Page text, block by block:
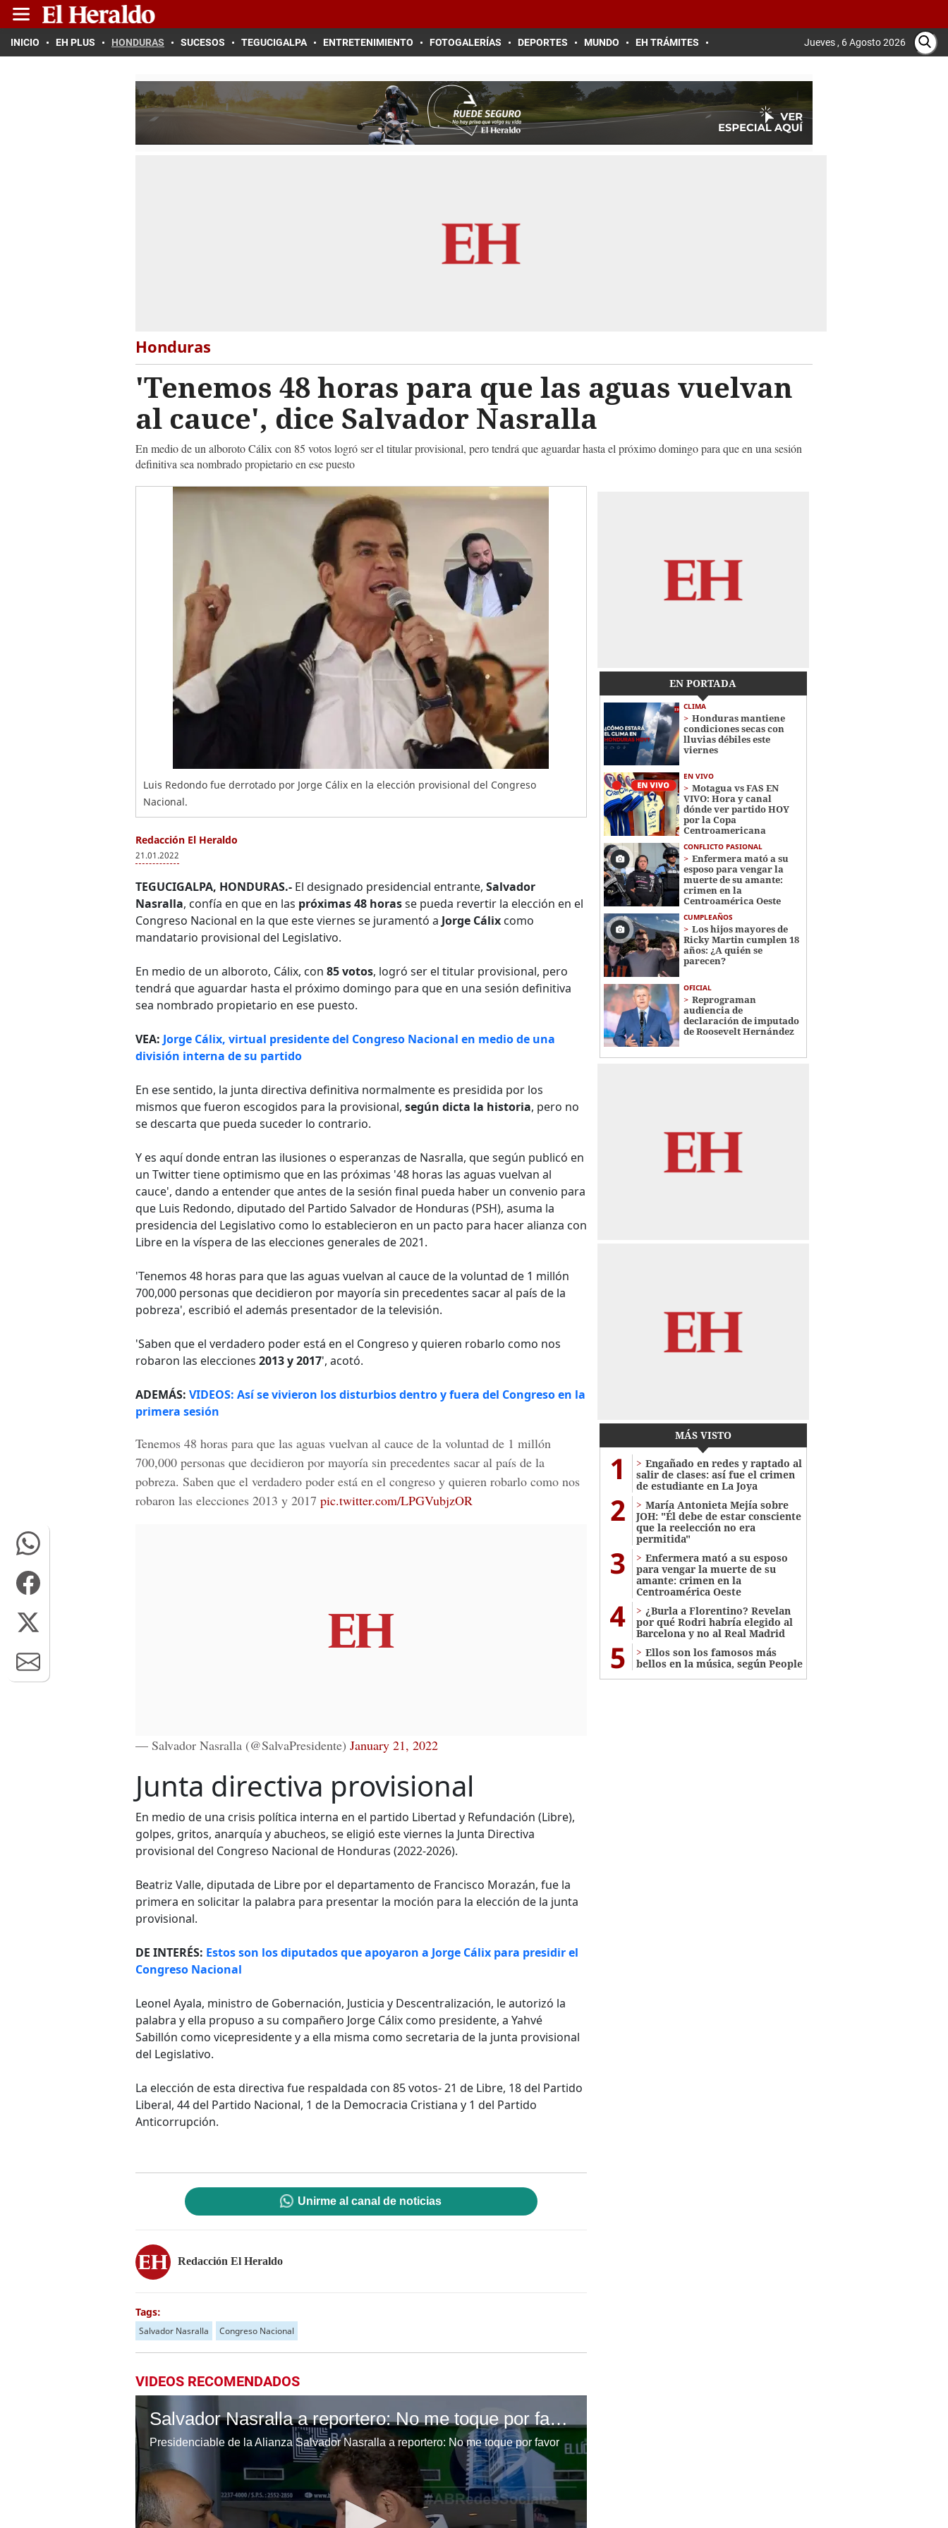
INICIO EH PLUS HONDURAS SUCESOS TEGUCIGALPA ENTRETENIMIENTO FOTOGALERÍAS DEPORTES MUNDO EH TRÁMITES Jueves , 6 Agosto 2026
Honduras
'Tenemos 48 horas para que las aguas vuelvan
al cauce', dice Salvador Nasralla
En medio de un alboroto Cálix con 85 votos logró ser el titular provisional, pero tendrá que aguardar hasta el próximo domingo para que en una sesión
definitiva sea nombrado propietario en ese puesto
Luis Redondo fue derrotado por Jorge Cálix en la elección provisional del Congreso
Nacional.
Redacción El Heraldo
21.01.2022
TEGUCIGALPA, HONDURAS.- El designado presidencial entrante, Salvador
Nasralla, confía en que en las próximas 48 horasse pueda revertir la elección en el
Congreso Nacional en la que este viernes se juramentó a Jorge Cálix como
mandatario provisional del Legislativo.
En medio de un alboroto, Cálix, con 85 votos, logró ser el titular provisional, pero
tendrá que aguardar hasta el próximo domingo para que en una sesión definitiva
sea nombrado propietario en ese puesto.
VEA: Jorge Cálix, virtual presidente del Congreso Nacional en medio de una
división interna de su partido
En ese sentido, la junta directiva definitiva normalmente es presidida por los
mismos que fueron escogidos para la provisional, según dicta la historia, pero no
se descarta que pueda suceder lo contrario.
Y es aquí donde entran las ilusiones o esperanzas de Nasralla, que según publicó en
un Twitter tiene optimismo que en las próximas '48 horas las aguas vuelvan al
cauce', dando a entender que antes de la sesión final pueda haber un convenio para
que Luis Redondo, diputado del Partido Salvador de Honduras (PSH), asuma la
presidencia del Legislativo como lo establecieron en un pacto para hacer alianza con
Libre en la víspera de las elecciones generales de 2021.
'Tenemos 48 horas para que las aguas vuelvan al cauce de la voluntad de 1 millón
700,000 personas que decidieron por mayoría sin precedentes sacar al país de la
pobreza', escribió el además presentador de la televisión.
'Saben que el verdadero poder está en el Congreso y quieren robarlo como nos
robaron las elecciones 2013 y 2017', acotó.
ADEMÁS: VIDEOS: Así se vivieron los disturbios dentro y fuera del Congreso en la
primera sesión
Tenemos 48 horas para que las aguas vuelvan al cauce de la voluntad de 1 millón
700,000 personas que decidieron por mayoría sin precedentes sacar al país de la
pobreza. Saben que el verdadero poder está en el congreso y quieren robarlo como nos
robaron las elecciones 2013 y 2017 pic.twitter.com/LPGVubjzOR
— Salvador Nasralla (@SalvaPresidente) January 21, 2022
Junta directiva provisional
En medio de una crisis política interna en el partido Libertad y Refundación (Libre),
golpes, gritos, anarquía y abucheos, se eligió este viernes la Junta Directiva
provisional del Congreso Nacional de Honduras (2022-2026).
Beatriz Valle, diputada de Libre por el departamento de Francisco Morazán, fue la
primera en solicitar la palabra para presentar la moción para la elección de la junta
provisional.
DE INTERÉS: Estos son los diputados que apoyaron a Jorge Cálix para presidir el
Congreso Nacional
Leonel Ayala, ministro de Gobernación, Justicia y Descentralización, le autorizó la
palabra y ella propuso a su compañero Jorge Cálix como presidente, a Yahvé
Sabillón como vicepresidente y a ella misma como secretaria de la junta provisional
del Legislativo.
La elección de esta directiva fue respaldada con 85 votos- 21 de Libre, 18 del Partido
Liberal, 44 del Partido Nacional, 1 de la Democracia Cristiana y 1 del Partido
Anticorrupción.
Unirme al canal de noticias
Redacción El Heraldo
Tags:
Salvador Nasralla Congreso Nacional
VIDEOS RECOMENDADOS
Salvador Nasralla a reportero: No me toque por favor
Presidenciable de la Alianza Salvador Nasralla a reportero: No me toque por favor
EN PORTADA
CLIMA
Honduras mantiene
condiciones secas con
lluvias débiles este
viernes
EN VIVO
Motagua vs FAS EN
VIVO: Hora y canal
dónde ver partido HOY
por la Copa
Centroamericana
CONFLICTO PASIONAL
Enfermera mató a su
esposo para vengar la
muerte de su amante:
crimen en la
Centroamérica Oeste
CUMPLEAÑOS
Los hijos mayores de
Ricky Martin cumplen 18
años: ¿A quién se
parecen?
OFICIAL
Reprograman
audiencia de
declaración de imputado
de Roosevelt Hernández
MÁS VISTO
1
Engañado en redes y raptado al
salir de clases: así fue el crimen
de estudiante en La Joya
2
María Antonieta Mejía sobre
JOH: "Él debe de estar consciente
que la reelección no era
permitida"
3
Enfermera mató a su esposo
para vengar la muerte de su
amante: crimen en la
Centroamérica Oeste
4
¿Burla a Florentino? Revelan
por qué Rodri habría elegido al
Barcelona y no al Real Madrid
5
Ellos son los famosos más
bellos en la música, según People